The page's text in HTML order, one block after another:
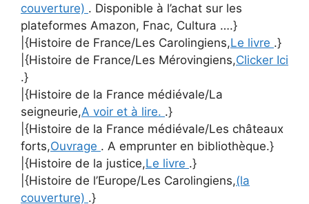
couverture) . Disponible à l’achat sur les
plateformes Amazon, Fnac, Cultura ….}
|{Histoire de France/Les Carolingiens,Le livre .}
|{Histoire de France/Les Mérovingiens,Clicker Ici
.}
|{Histoire de la France médiévale/La
seigneurie,A voir et à lire. .}
|{Histoire de la France médiévale/Les châteaux
forts,Ouvrage . A emprunter en bibliothèque.}
|{Histoire de la justice,Le livre .}
|{Histoire de l’Europe/Les Carolingiens,(la
couverture) .}